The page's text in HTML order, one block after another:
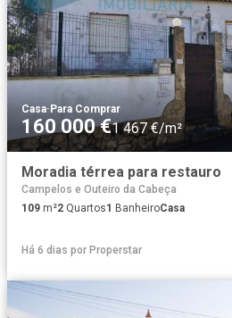
Casa· Para Comprar
160 000 €1 467 €/m²
Moradia térrea para restauro
Campelos e Outeiro da Cabeça
109 m²2 Quartos1 BanheiroCasa
Há 6 dias por Properstar